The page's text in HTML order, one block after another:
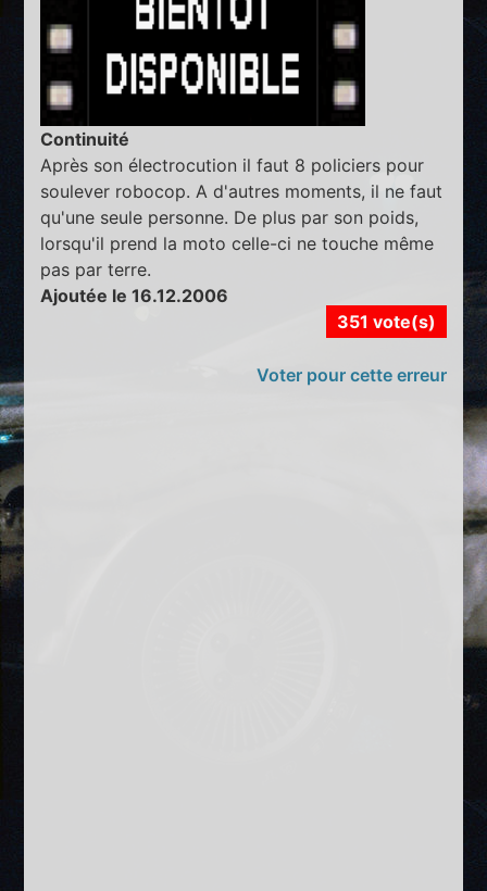
Continuité
Après son électrocution il faut 8 policiers pour
soulever robocop. A d'autres moments, il ne faut
qu'une seule personne. De plus par son poids,
lorsqu'il prend la moto celle-ci ne touche même
pas par terre.
Ajoutée le 16.12.2006
351 vote(s)
Voter pour cette erreur